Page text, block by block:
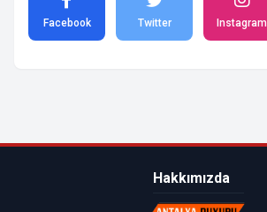
Facebook Twitter Instagram
Hakkımızda